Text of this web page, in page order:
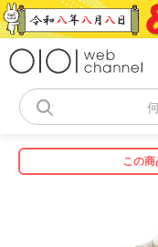
コ
ン
この